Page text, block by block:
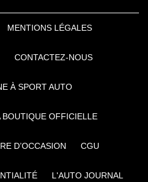
MENTIONS LÉGALES
CONTACTEZ-NOUS
À SPORT AUTO
BOUTIQUE OFFICIELLE
D’OCCASION CGU
L'AUTO JOURNAL